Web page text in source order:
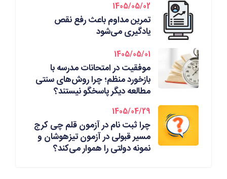
1405/05/02
تمرین مداوم باعث رفع نقص
یادگیری می‌شود
1405/05/01
موفقیت در امتحانات مدرسه با
بازخورد منظم؛ چرا روش‌های سنتی
مطالعه دیگر پاسخگو نیستند؟
1405/04/29
چرا ثبت نام در آزمون قلم چی کرج
مسیر قبولی در آزمون تیزهوشان و
نمونه دولتی را هموار می‌کند؟